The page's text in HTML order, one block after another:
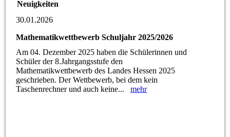
Neuigkeiten
30.01.2026
Mathematikwettbewerb Schuljahr 2025/2026
Am 04. Dezember 2025 haben die Schülerinnen und
Schüler der 8.Jahrgangsstufe den
Mathematikwettbewerb des Landes Hessen 2025
geschrieben. Der Wettbewerb, bei dem kein
Taschenrechner und auch keine...mehr